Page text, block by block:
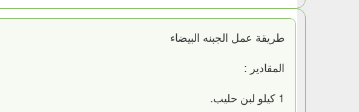
طريقة عمل الجبنه البيضاء
المقادير :
1 كيلو لبن حليب.